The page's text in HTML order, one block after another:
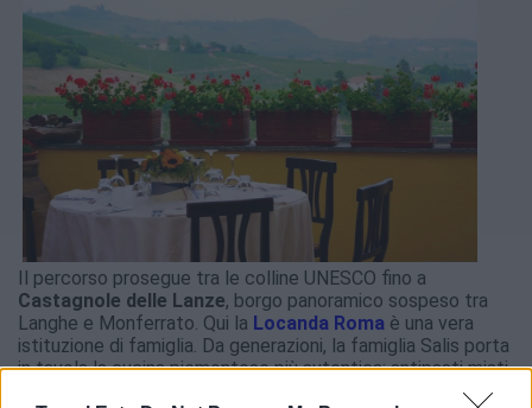
Il percorso prosegue tra le colline UNESCO fino a
Castagnole delle Lanze, borgo panoramico sospeso tra
Langhe e Monferrato. Qui la Locanda Roma è una vera
istituzione di famiglia. Da generazioni, la famiglia Salis porta
in tavola la cucina piemontese più autentica: antipasti misti,
tajarin, agnolotti del plin e uno dei migliori fritti misti della